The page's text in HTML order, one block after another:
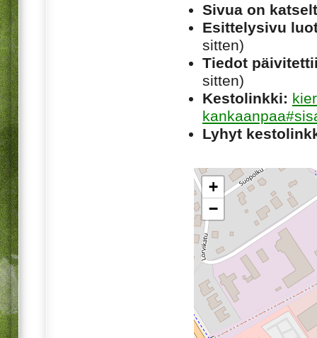
Sivua on
Esittelysivu
sitten)
Tiedot
sitten)
Kestolinkki:
Lyhyt
+
−